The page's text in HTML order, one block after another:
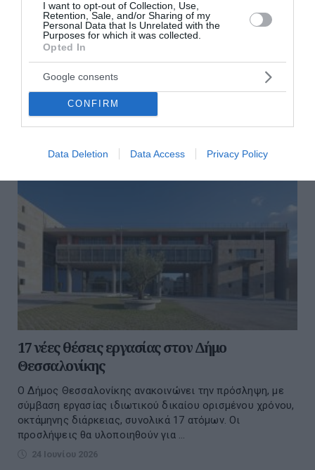
I want to opt-out of Collection, Use,
Retention, Sale, and/or Sharing of my
Personal Data that Is Unrelated with the
Purposes for which it was collected.
Opted In
Google consents
CONFIRM
Data Deletion Data Access Privacy Policy
όχι όσα σας βολεύουν»
ΠΑΟΚ: Ο Γιαννούλης ξανά στα ασπρόμαυρα
ΟΛΕΣ ΟΙ ΕΙΔΗΣΕΙΣ →
διαβάστε ακόμη
17 νέες θέσεις εργασίας στον Δήμο
Θεσσαλονίκης
Ο Δήμος Θεσσαλονίκης ανακοινώνει την πρόσληψη, με
σύμβαση εργασίας ιδιωτικού δικαίου ορισμένου χρόνου,
οκτάμηνης διάρκειας, συνολικά 17 ατόμων. Οι
προσλήψεις θα υλοποιηθούν για ...
24 Ιουνίου 2026